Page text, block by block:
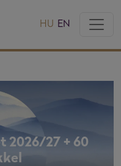
HU EN
2026/27 + 60